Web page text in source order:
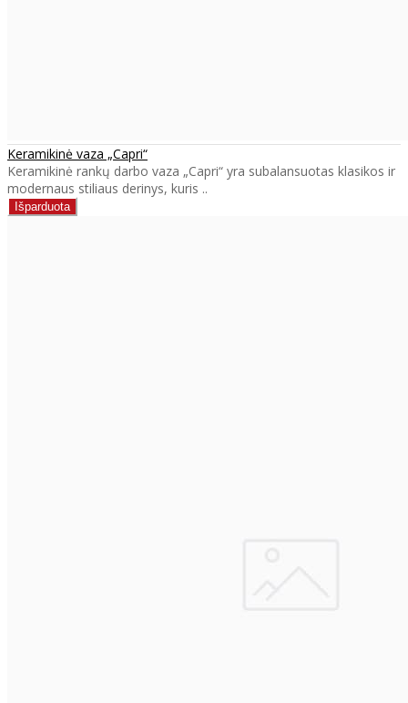
Keramikinė vaza „Capri“
Keramikinė rankų darbo vaza „Capri“ yra subalansuotas klasikos ir
modernaus stiliaus derinys, kuris ..